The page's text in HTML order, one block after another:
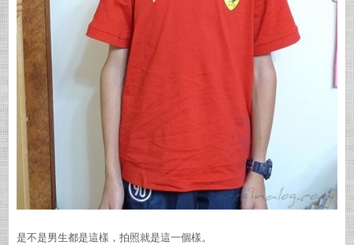
是不是男生都是這樣，拍照就是這一個樣。